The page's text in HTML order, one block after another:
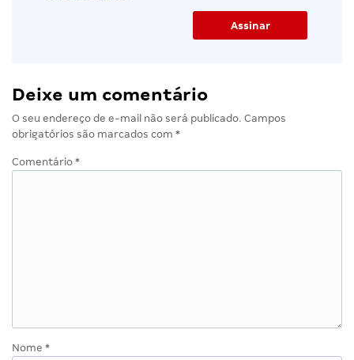
Deixe um comentário
O seu endereço de e-mail não será publicado. Campos
obrigatórios são marcados com *
Comentário *
Nome *